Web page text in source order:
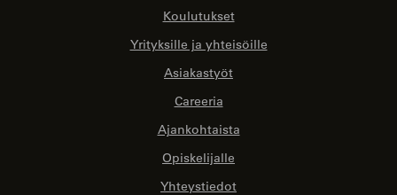
Koulutukset
Yrityksille ja yhteisöille
Asiakastyöt
Careeria
Ajankohtaista
Opiskelijalle
Yhteystiedot